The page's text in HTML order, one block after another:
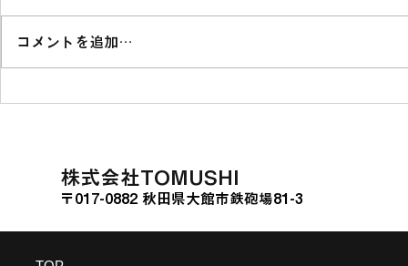
ソニー銀行の投資型クラウド
Bank GATE」に挑戦
熊本県山江
コメントを追加…
​株式会社TOMUSHI
〒017-0882 秋田県大館市鉄砲場81-3